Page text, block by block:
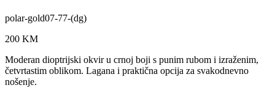
polar-gold07-77-(dg)
200 KM
Moderan dioptrijski okvir u crnoj boji s punim rubom i izraženim,
četvrtastim oblikom. Lagana i praktična opcija za svakodnevno
nošenje.